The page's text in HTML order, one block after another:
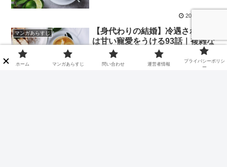
2025.07.22
マンガあらすじ
【身代わりの結婚】冷遇された妹
は甘い寵愛をうける93話｜複雑な
香織の生い立ち
ホーム マンガあらすじ 問い合わせ 運営者情報
プライバシーポリシ
ー